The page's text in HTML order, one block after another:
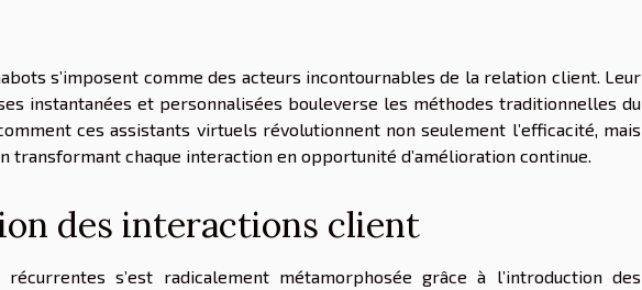
s’imposent comme des acteurs incontournables de la relation client. Leur
instantanées et personnalisées bouleverse les méthodes traditionnelles du
ces assistants virtuels révolutionnent non seulement l’efficacité, mais
transformant chaque interaction en opportunité d’amélioration continue.
des interactions client
s’est radicalement métamorphosée grâce à l’introduction des